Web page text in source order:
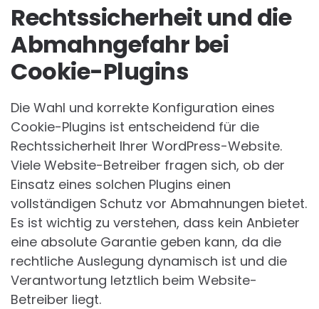
Rechtssicherheit und die
Abmahngefahr bei
Cookie-Plugins
Die Wahl und korrekte Konfiguration eines
Cookie-Plugins ist entscheidend für die
Rechtssicherheit Ihrer WordPress-Website.
Viele Website-Betreiber fragen sich, ob der
Einsatz eines solchen Plugins einen
vollständigen Schutz vor Abmahnungen bietet.
Es ist wichtig zu verstehen, dass kein Anbieter
eine absolute Garantie geben kann, da die
rechtliche Auslegung dynamisch ist und die
Verantwortung letztlich beim Website-
Betreiber liegt.